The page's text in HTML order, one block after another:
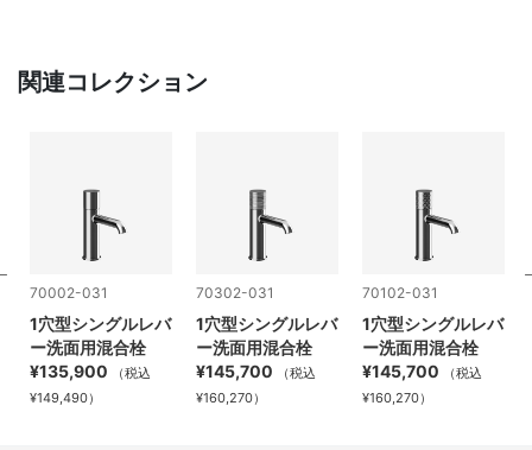
関連コレクション
70002-031
1穴型シングルレバ
ー洗面用混合栓
¥135,900
（税込
¥149,490）
70302-031
1穴型シングルレバ
ー洗面用混合栓
¥145,700
（税込
¥160,270）
70102-031
1穴型シングルレバ
ー洗面用混合栓
¥145,700
（税込
¥160,270）